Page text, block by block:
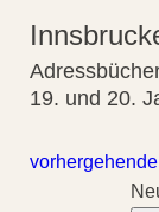
19. und 20.
vorhergehende